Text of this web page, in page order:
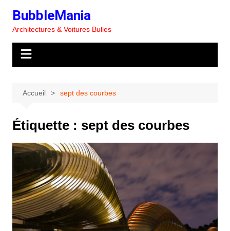
contenu
BubbleMania
Architectures & Voitures Bulles
Accueil sept des courbes
Étiquette : sept des courbes